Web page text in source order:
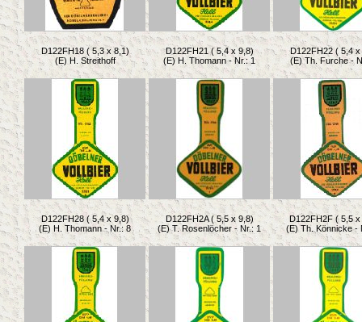
D122FH18 ( 5,3 x 8,1)
(E) H. Streithoff
D122FH21 ( 5,4 x 9,8)
(E) H. Thomann - Nr.: 1
D122FH22 ( 5,4 x
(E) Th. Furche -
D122FH28 ( 5,4 x 9,8)
(E) H. Thomann - Nr.: 8
D122FH2A ( 5,5 x 9,8)
(E) T. Rosenlöcher - Nr.: 1
D122FH2F ( 5,5 x
(E) Th. Könnicke -